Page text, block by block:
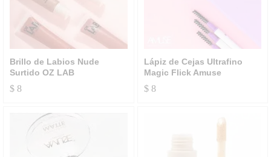
Brillo de Labios Nude
Surtido OZ LAB
$ 8
Lápiz de Cejas Ultrafino
Magic Flick Amuse
$8